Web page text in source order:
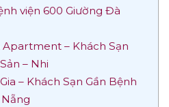
viện 600 Giường Đà
Apartment – Khách Sạn
– Nhi
– Khách Sạn Gần Bệnh